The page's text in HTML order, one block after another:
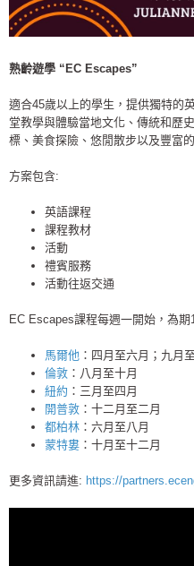
熟齡遊學 “EC Escapes”
適合45歲以上的學生，提供獨特的
堂教學與體驗當地文化、傳統和歷
標、美食探險、悠閒散步以及豐富
方案包含:
英語課程
課程教材
活動
禮賓服務
活動往返交通
EC Escapes課程每週一開始，為
馬爾他 ：四月至六月；九月
倫敦 ：八月至十月
紐約 ：三月至四月
開普敦 ：十二月至二月
都柏林 ：六月至八月
蒙特婁 ：十月至十二月
更多資訊請進: https://